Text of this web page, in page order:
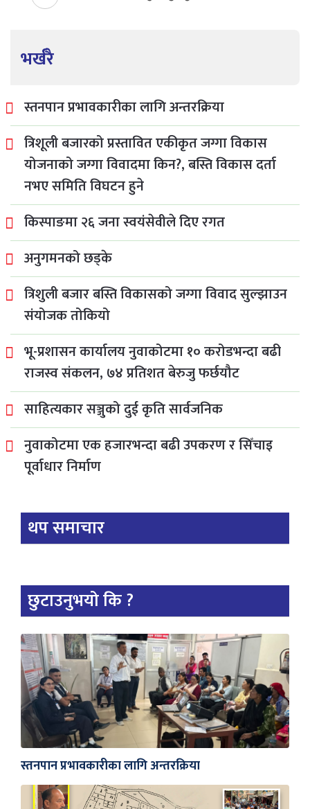
भर्खरै
स्तनपान प्रभावकारीका लागि अन्तरक्रिया
त्रिशूली बजारको प्रस्तावित एकीकृत जग्गा विकास
योजनाको जग्गा विवादमा किन?, बस्ति विकास दर्ता
नभए समिति विघटन हुने
किस्पाङमा २६ जना स्वयंसेवीले दिए रगत
अनुगमनको छड्के
त्रिशुली बजार बस्ति विकासको जग्गा विवाद सुल्झाउन
संयोजक तोकियो
भू-प्रशासन कार्यालय नुवाकोटमा १० करोडभन्दा बढी
राजस्व संकलन, ७४ प्रतिशत बेरुजु फर्छयौट
साहित्यकार सञ्जुको दुई कृति सार्वजनिक
नुवाकोटमा एक हजारभन्दा बढी उपकरण र सिँचाइ
पूर्वाधार निर्माण
थप समाचार
छुटाउनुभयो कि ?
स्तनपान प्रभावकारीका लागि अन्तरक्रिया